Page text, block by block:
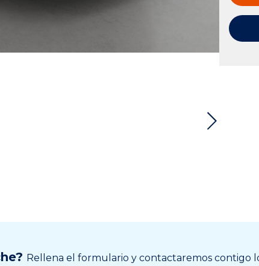
Rellena el formulario y contactaremos contigo